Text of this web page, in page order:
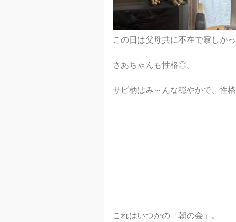
この日は父母共に不在で寂しか
さあちゃんも性格◎。
サビ柄はみ～んな穏やかで、性
これはいつかの「朝の会」。